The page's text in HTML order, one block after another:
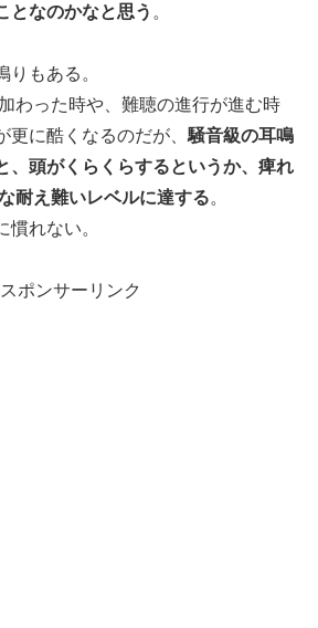
となのかなと思う 。
りもある。
わった時や、難聴の進行が進む時
に酷くなるのだが、 騒音級の耳鳴
、頭がくらくらするというか、痺れ
耐え難いレベルに達する。
慣れない。
スポンサーリンク